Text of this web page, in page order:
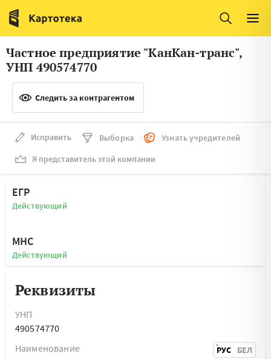
Италия
Люксембург
Литва
Латвия
Словения
Франция
Финляндия
Швеция
Мальта
Частное предприятие "КанКан-транс",
УНП 490574770
Следить за контрагентом
Исправить Выборка
Узнать учредителей
Я представитель этой компании
ЕГР
Действующий
МНС
Действующий
Реквизиты
УНП
490574770
Наименование
РУС БЕЛ